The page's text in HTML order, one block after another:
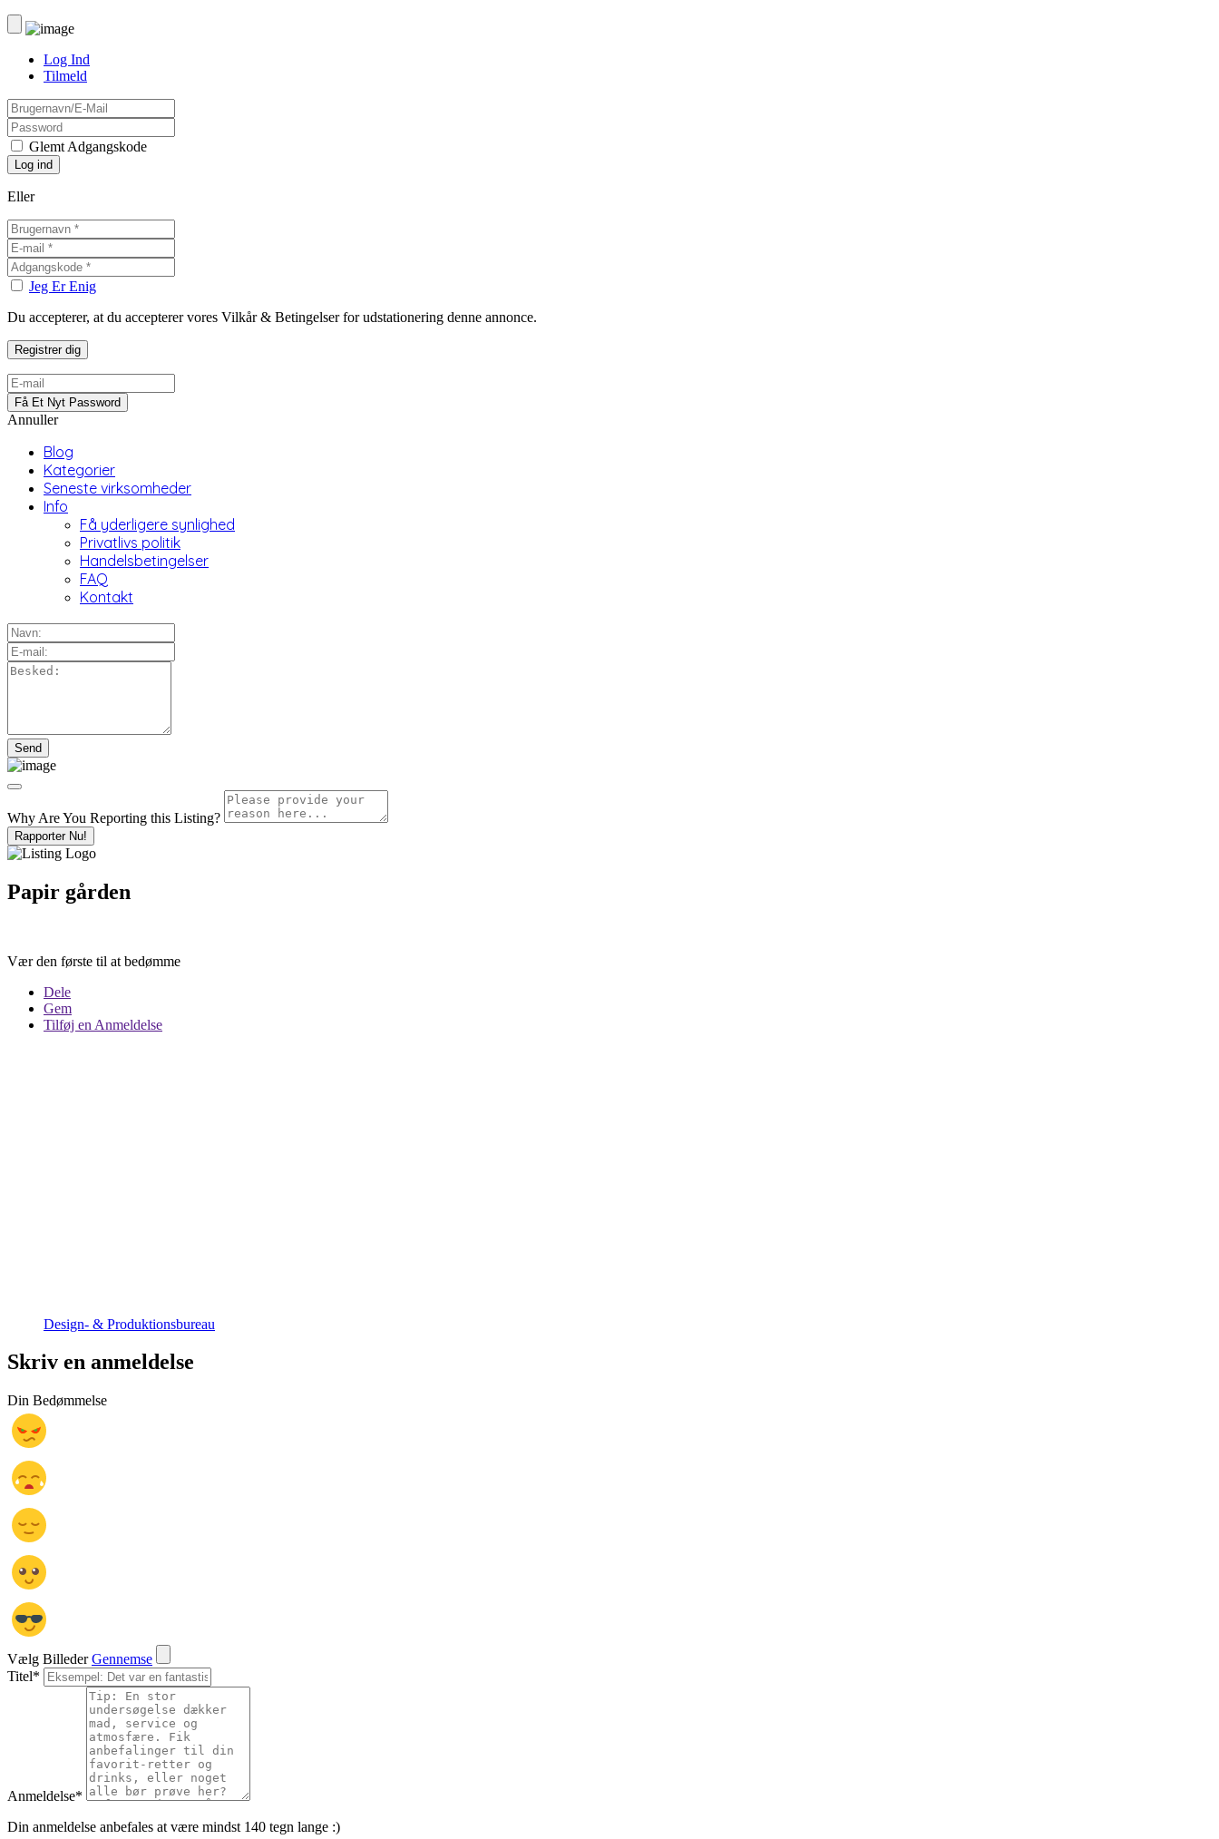
Log Ind
Tilmeld
Glemt Adgangskode
Eller
Jeg Er Enig
Du accepterer, at du accepterer vores Vilkår & Betingelser for udstationering denne annonce.
Annuller
Blog
Kategorier
Seneste virksomheder
Info
Få yderligere synlighed
Privatlivs politik
Handelsbetingelser
FAQ
Kontakt
Why Are You Reporting this Listing?
Rapporter Nu!
Papir gården
Vær den første til at bedømme
Dele
Gem
Tilføj en Anmeldelse
Design- & Produktionsbureau
Skriv en anmeldelse
Din Bedømmelse
Vælg Billeder Gennemse
Titel*
Anmeldelse*
Din anmeldelse anbefales at være mindst 140 tegn lange :)